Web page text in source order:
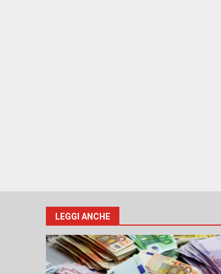
LEGGI ANCHE